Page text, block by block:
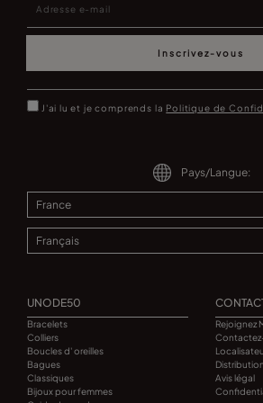
Inscrivez-vous
J'ai lu et je comprends la Politique de
Pays/Langue:
UNODE50
Bracelets
Colliers
Boucles d' oreilles
Bagues
Classiques
Bijoux pour femmes
Rejoignez
Distribution
Avis légal